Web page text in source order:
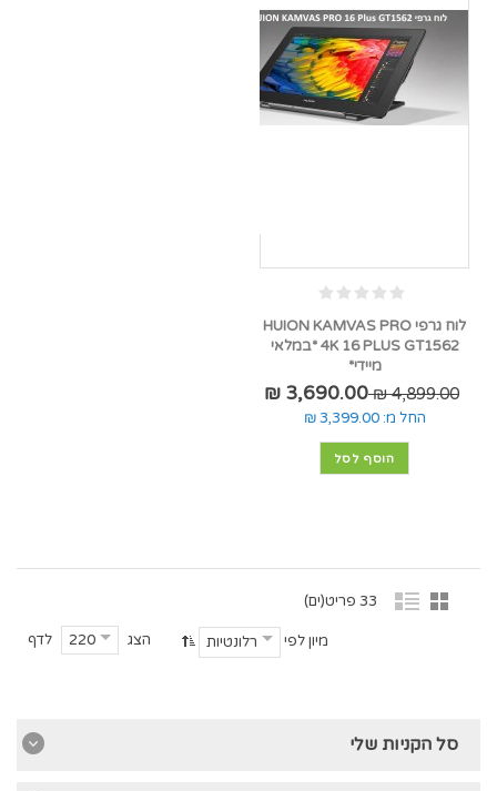
לוח גרפי HUION KAMVAS PRO
4K 16 PLUS GT1562 *במלאי
מיידי*
4,899.00 ₪
3,690.00 ₪
החל מ: 3,399.00 ₪
הוסף לסל
33 פריט(ים)
הצג 220 לדף מיון לפי רלונטיות
סל הקניות שלי